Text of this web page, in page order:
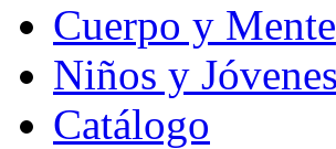
Cuerpo y Mente
Niños y Jóvenes
Catálogo